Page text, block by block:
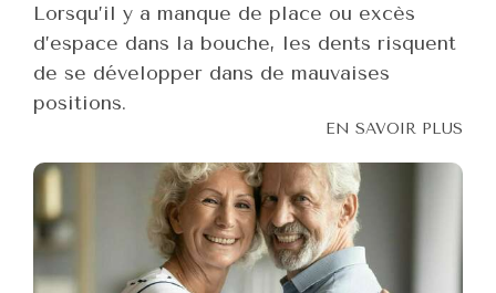
Lorsqu’il y a manque de place ou excès
d’espace dans la bouche, les dents risquent
de se développer dans de mauvaises
positions.
EN SAVOIR PLUS